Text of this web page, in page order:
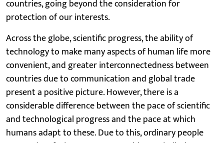
countries, going beyond the consideration for
protection of our interests.
Across the globe, scientific progress, the ability of
technology to make many aspects of human life more
convenient, and greater interconnectedness between
countries due to communication and global trade
present a positive picture. However, there is a
considerable difference between the pace of scientific
and technological progress and the pace at which
humans adapt to these. Due to this, ordinary people